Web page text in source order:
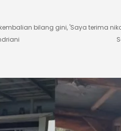
bilang gini, 'Saya terima